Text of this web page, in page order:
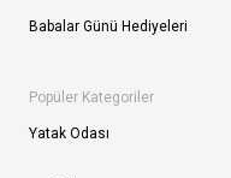
Babalar Günü Hediyeleri
Popüler Kategoriler
Yatak Odası